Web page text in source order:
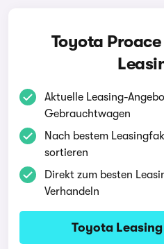
Toyota
Aktuelle Leasing-
Gebrauchtwagen
Nach bestem
sortieren
Direkt zum besten
Verhandeln
Toyota